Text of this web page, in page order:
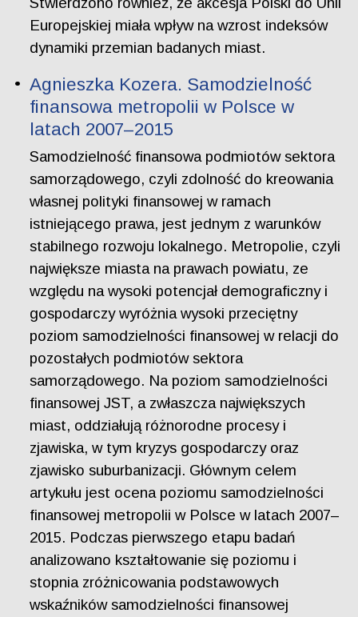
Europejskiej miała wpływ na wzrost indeksów
dynamiki przemian badanych miast.
Agnieszka Kozera. Samodzielność
finansowa metropolii w Polsce w
latach 2007–2015
Samodzielność finansowa podmiotów sektora
samorządowego, czyli zdolność do kreowania
własnej polityki finansowej w ramach
istniejącego prawa, jest jednym z warunków
stabilnego rozwoju lokalnego. Metropolie, czyli
największe miasta na prawach powiatu, ze
względu na wysoki potencjał demograficzny i
gospodarczy wyróżnia wysoki przeciętny
poziom samodzielności finansowej w relacji do
pozostałych podmiotów sektora
samorządowego. Na poziom samodzielności
finansowej JST, a zwłaszcza największych
miast, oddziałują różnorodne procesy i
zjawiska, w tym kryzys gospodarczy oraz
zjawisko suburbanizacji. Głównym celem
artykułu jest ocena poziomu samodzielności
finansowej metropolii w Polsce w latach 2007–
2015. Podczas pierwszego etapu badań
analizowano kształtowanie się poziomu i
stopnia zróżnicowania podstawowych
wskaźników samodzielności finansowej